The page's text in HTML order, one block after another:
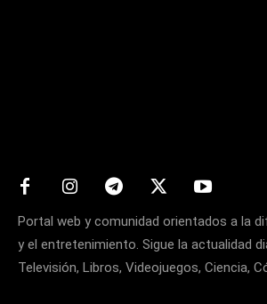
Portal web y comunidad orientados a la
y el entretenimiento. Sigue la actualidad
Televisión, Libros, Videojuegos, Ciencia,